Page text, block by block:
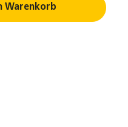
Wert
Warenkorb